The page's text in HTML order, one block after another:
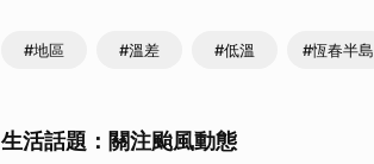
#地區 #溫差 #低溫 #恆春半島
生活話題：關注颱風動態